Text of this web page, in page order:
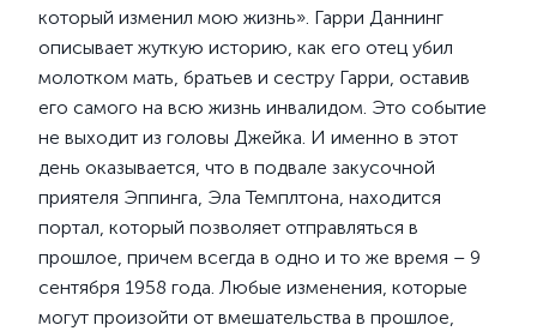
который изменил мою жизнь». Гарри Даннинг
описывает жуткую историю, как его отец убил
молотком мать, братьев и сестру Гарри, оставив
его самого на всю жизнь инвалидом. Это событие
не выходит из головы Джейка. И именно в этот
день оказывается, что в подвале закусочной
приятеля Эппинга, Эла Темплтона, находится
портал, который позволяет отправляться в
прошлое, причем всегда в одно и то же время – 9
сентября 1958 года. Любые изменения, которые
могут произойти от вмешательства в прошлое,